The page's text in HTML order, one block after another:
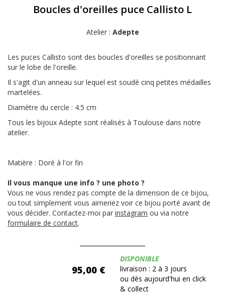
Boucles d'oreilles puce Callisto L
Atelier : Adepte
Les puces Callisto sont des boucles d'oreilles se positionnant
sur le lobe de l'oreille.
Il s'agit d'un anneau sur lequel est soudé cinq petites médailles
martelées.
Diamètre du cercle : 4.5 cm
Tous les bijoux Adepte sont réalisés à Toulouse dans notre
atelier.
Matière : Doré à l'or fin
Il vous manque une info ? une photo ?
Vous ne vous rendez pas compte de la dimension de ce bijou,
ou tout simplement vous aimeriez voir ce bijou porté avant de
vous décider. Contactez-moi par instagram ou via notre
formulaire de contact.
95,00 €
Disponibilité:
DISPONIBLE
livraison : 2 à 3 jours
ou dès aujourd'hui en click
& collect